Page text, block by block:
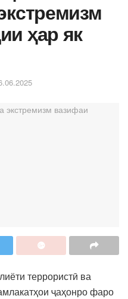
ҳар як
террористӣ ва
ҷаҳонро фаро